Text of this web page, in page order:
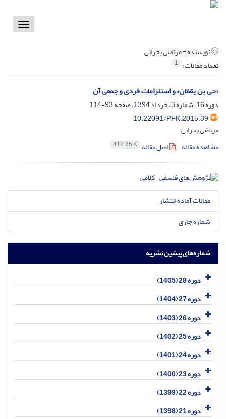
Toggle
نویسنده =مرتضی بحرانی
تعداد مقالات: 1
«حی بن یقظان» و استلزامات فردی و جمعی آن
دوره 16، شماره 3، خرداد 1394، صفحه
93-114
10.22091/PFK.2015.39
مرتضی بحرانی
مشاهده مقاله
اصل مقاله 412.85 K
مقالات آماده انتشار
شماره جاری
شماره‌های پیشین نشریه
دوره 28 (1405)
دوره 27 (1404)
دوره 26 (1403)
دوره 25 (1402)
دوره 24 (1401)
دوره 23 (1400)
دوره 22 (1399)
دوره 21 (1398)